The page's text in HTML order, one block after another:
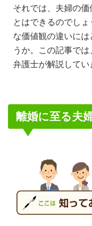
それでは、夫婦の
とはできるのでし
な価値観の違いに
うか。この記事で
弁護士が解説してい
離婚に至る夫